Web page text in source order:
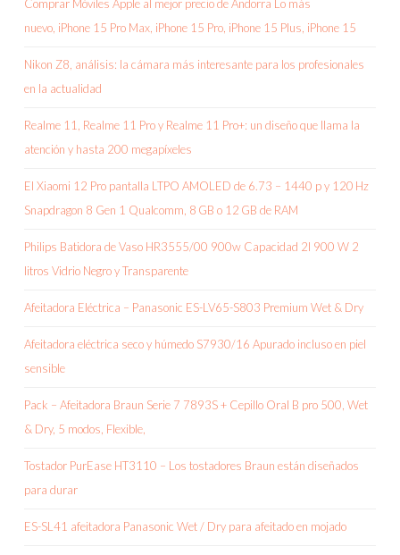
Comprar Móviles Apple al mejor precio de Andorra Lo más
nuevo, iPhone 15 Pro Max, iPhone 15 Pro, iPhone 15 Plus, iPhone 15
Nikon Z8, análisis: la cámara más interesante para los profesionales
en la actualidad
Realme 11, Realme 11 Pro y Realme 11 Pro+: un diseño que llama la
atención y hasta 200 megapíxeles
El Xiaomi 12 Pro pantalla LTPO AMOLED de 6.73 – 1440 p y 120 Hz
Snapdragon 8 Gen 1 Qualcomm, 8 GB o 12 GB de RAM
Philips Batidora de Vaso HR3555/00 900w Capacidad 2l 900 W 2
litros Vidrio Negro y Transparente
Afeitadora Eléctrica – Panasonic ES-LV65-S803 Premium Wet & Dry
Afeitadora eléctrica seco y húmedo S7930/16 Apurado incluso en piel
sensible
Pack – Afeitadora Braun Serie 7 7893S + Cepillo Oral B pro 500, Wet
& Dry, 5 modos, Flexible,
Tostador PurEase HT3110 – Los tostadores Braun están diseñados
para durar
ES-SL41 afeitadora Panasonic Wet / Dry para afeitado en mojado